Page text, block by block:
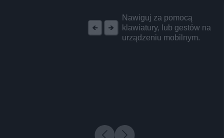
Nawiguj za pomocą
klawiatury, lub gestów na
urządzeniu mobilnym.